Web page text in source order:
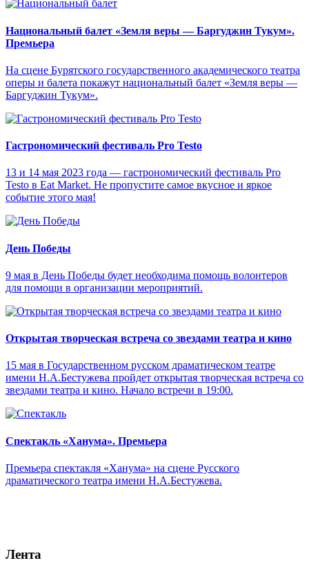
Национальный балет «Земля веры — Баргуджин Тукум‎».
Премьера
На сцене Бурятского государственного академического театра
оперы и балета покажут национальный балет «Земля веры —
Баргуджин Тукум‎».
Гастрономический фестиваль Pro Testo
13 и 14 мая 2023 года — гастрономический фестиваль Pro
Testo в Eat Market. Не пропустите самое вкусное и яркое
событие этого мая!
День Победы
9 мая в День Победы будет необходима помощь волонтеров
для помощи в организации мероприятий.
Открытая творческая встреча со звездами театра и кино
15 мая в Государственном русском драматическом театре
имени Н.А.Бестужева пройдет открытая творческая встреча со
звездами театра и кино. Начало встречи в 19:00.
Спектакль «Ханума». Премьера
Премьера спектакля «Ханума» на сцене Русского
драматического театра имени Н.А.Бестужева.
Лента